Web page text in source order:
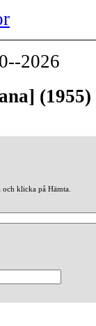
2026
(1955)
klicka på Hämta.